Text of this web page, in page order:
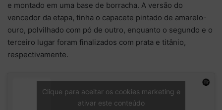
e montado em uma base de borracha. A versão do
vencedor da etapa, tinha o capacete pintado de amarelo-
ouro, polvilhado com pó de outro, enquanto o segundo e o
terceiro lugar foram finalizados com prata e titânio,
respectivamente.
Clique para aceitar os cookies marketing e
ativar este conteúdo